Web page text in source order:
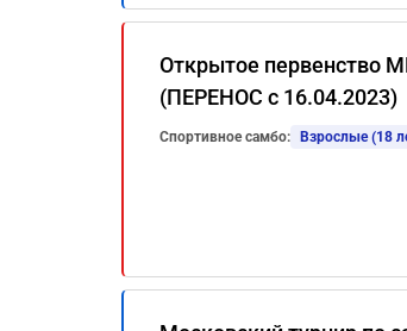
Открытое первенство
(ПЕРЕНОС с 16.04.2023)
Спортивное самбо: Взрослые (18